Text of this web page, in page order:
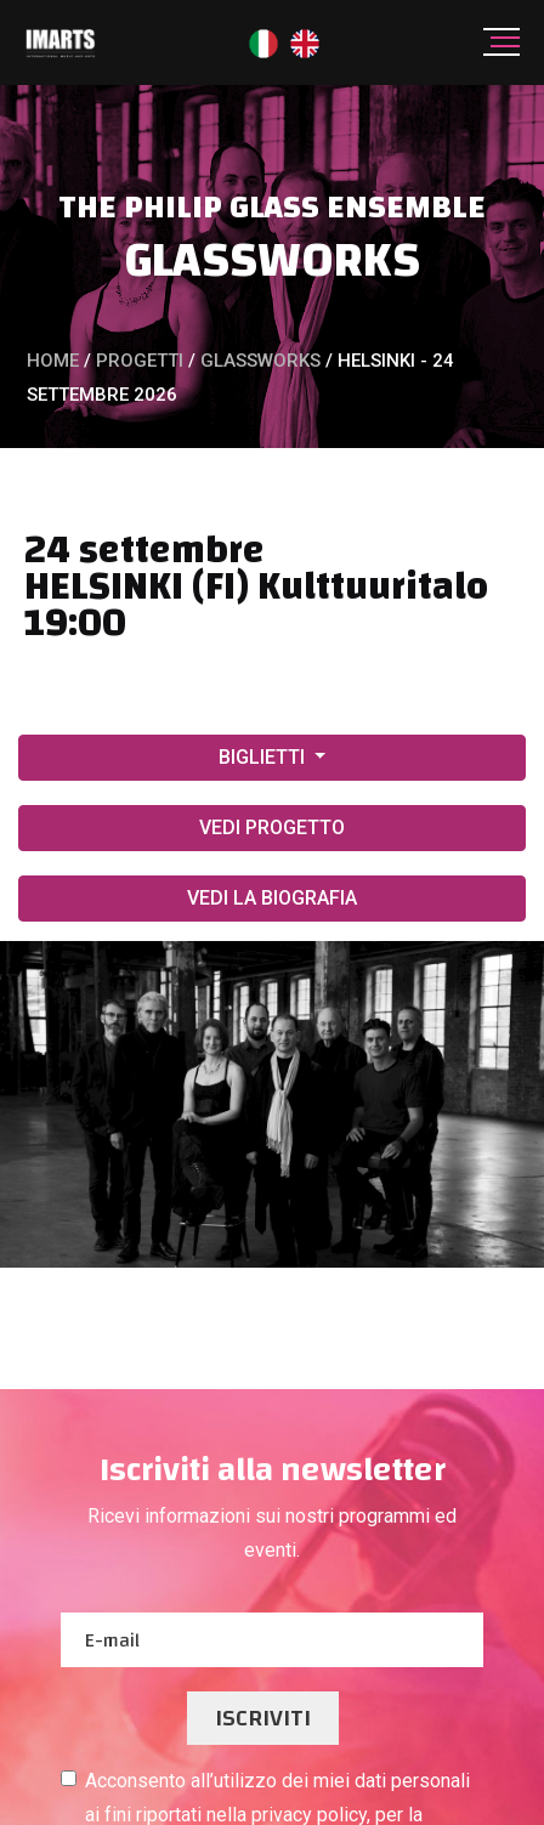
THE PHILIP GLASS ENSEMBLE
GLASSWORKS
HOME / PROGETTI / GLASSWORKS / HELSINKI - 24
SETTEMBRE 2026
24 settembre
HELSINKI (FI) Kulttuuritalo
19:00
BIGLIETTI
VEDI PROGETTO
VEDI LA BIOGRAFIA
Iscriviti alla newsletter
Ricevi informazioni sui nostri programmi ed
eventi.
ISCRIVITI
Acconsento all’utilizzo dei miei dati personali
ai fini riportati nella privacy policy, per la